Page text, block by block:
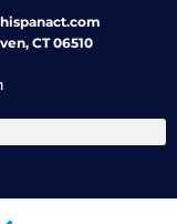
CT 06510